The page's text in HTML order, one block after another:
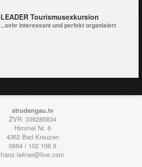
LEADER Tourismusexkursion
...sehr interessant und perfekt organisiert
strudengau.tv
ZVR: 336285834
Himmel Nr. 6
4362 Bad Kreuzen
0664 / 102 106 9
franz.leitner@live.com